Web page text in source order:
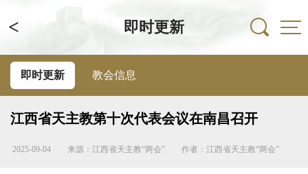
< 即时更新
即时更新 教会信息
江西省天主教第十次代表会议在南昌召开
2025-09-04 来源：江西省天主教“两会” 作者：江西省天主教“两会”